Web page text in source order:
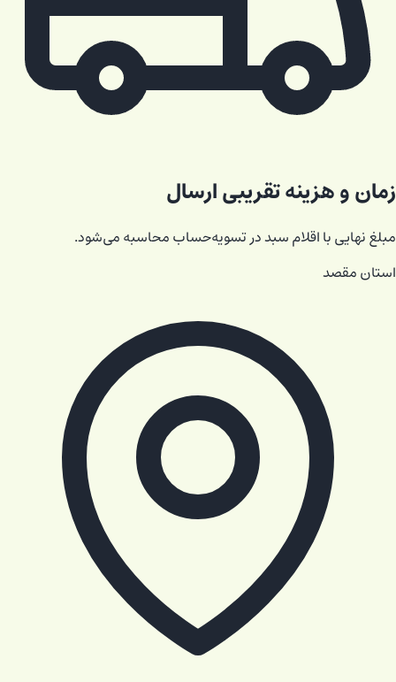
زمان و هزینه تقریبی ارسال
مبلغ نهایی با اقلام سبد در تسویه‌حساب محاسبه می‌شود.
استان مقصد